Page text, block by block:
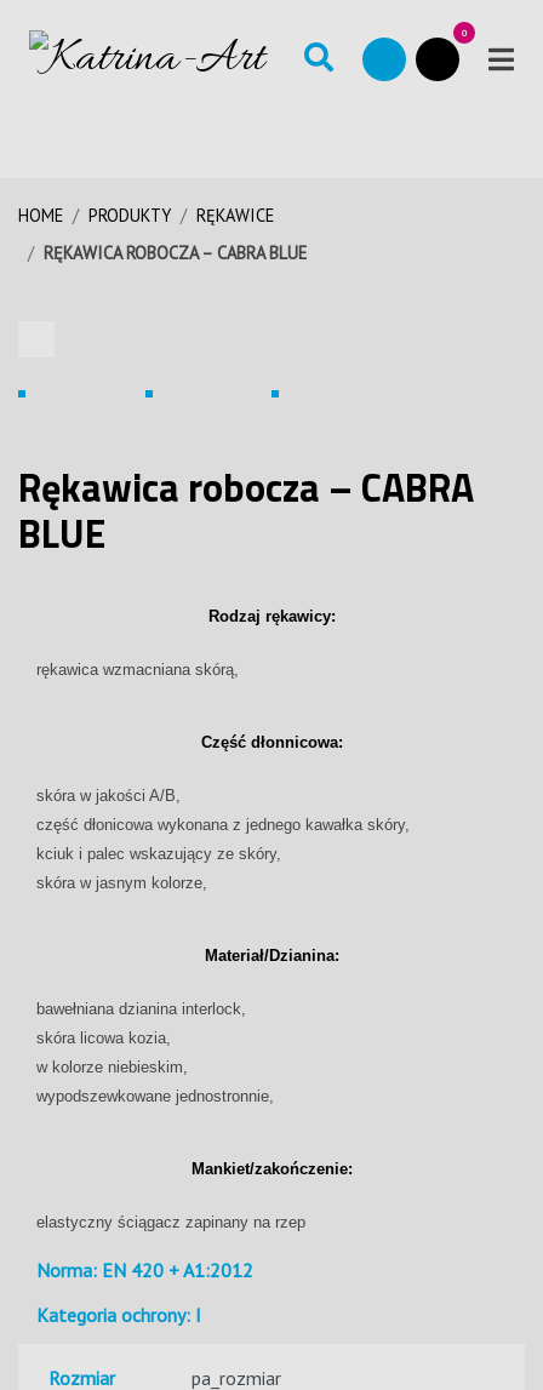
0
HOME PRODUKTY
RĘKAWICE
RĘKAWICA ROBOCZA – CABRA BLUE
Rękawica robocza – CABRA
BLUE
Rodzaj rękawicy:
rękawica wzmacniana skórą,
Część dłonnicowa:
skóra w jakości A/B,
część dłonicowa wykonana z jednego kawałka skóry,
kciuk i palec wskazujący ze skóry,
skóra w jasnym kolorze,
Materiał/Dzianina:
bawełniana dzianina interlock,
skóra licowa kozia,
w kolorze niebieskim,
wypodszewkowane jednostronnie,
Mankiet/zakończenie:
elastyczny ściągacz zapinany na rzep
Norma: EN 420 + A1:2012
Kategoria ochrony: I
Rozmiar